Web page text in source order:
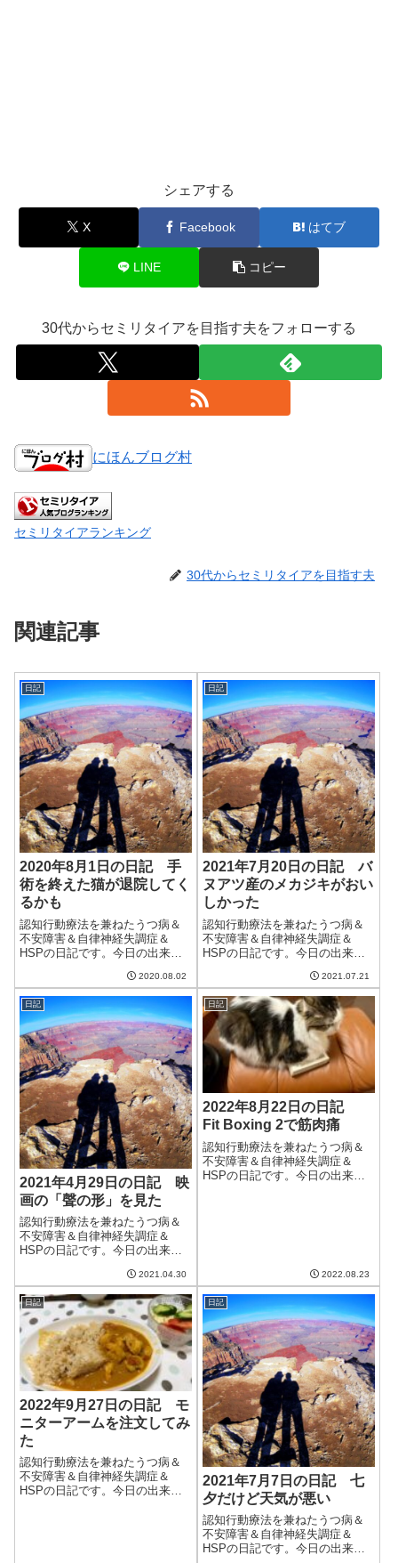
シェアする
X Facebook はてブ
LINE コピー
30代からセミリタイアを目指す夫をフォローする
にほんブログ村
セミリタイアランキング
30代からセミリタイアを目指す夫
関連記事
日記
2020年8月1日の日記 手
術を終えた猫が退院してく
るかも
認知行動療法を兼ねたうつ病＆
不安障害＆自律神経失調症＆
HSPの日記です。今日の出来事
一日中いい天気だった。ようや
くシーツを洗ったりなんやかん
やとすることができ、気分も良
い気がする。ベルソムラをやめ
てから4日ほどた...
2020.08.02
日記
2021年7月20日の日記 バ
ヌアツ産のメカジキがおい
しかった
認知行動療法を兼ねたうつ病＆
不安障害＆自律神経失調症＆
HSPの日記です。今日の出来事
り、洗濯物がよく乾く。そし
て、庭に植えたインパチェンス
が昼過ぎにはしおれてしま
う。。。水が足りないのかと思
って水をあげても復活し...
2021.07.21
日記
2021年4月29日の日記 映
画の「聲の形」を見た
認知行動療法を兼ねたうつ病＆
不安障害＆自律神経失調症＆
HSPの日記です。今日の出来事
だりの天気。久しぶりにまとま
った雨が降ったのはいいのだ
が、強風のせいで庭のカンパニ
ュラが一部倒れて折れてしまっ
た。。。もうすぐで...
2021.04.30
日記
2022年8月22日の日記
Fit Boxing 2で筋肉痛
認知行動療法を兼ねたうつ病＆
不安障害＆自律神経失調症＆
HSPの日記です。今日の出来事
2022.08.23
日記
2022年9月27日の日記 モ
ニターアームを注文してみ
た
認知行動療法を兼ねたうつ病＆
不安障害＆自律神経失調症＆
HSPの日記です。今日の出来事
日記
2021年7月7日の日記 七
夕だけど天気が悪い
認知行動療法を兼ねたうつ病＆
不安障害＆自律神経失調症＆
HSPの日記です。今日の出来事